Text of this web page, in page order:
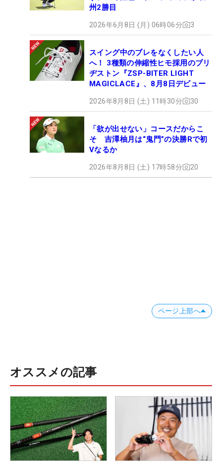
州2勝目
2026年6月8日 (月) 06時06分 3
スイング中のブレをなくしたい人
へ！ 3種類の伸縮性ヒモ採用のブリ
ヂストン『ZSP-BITER LIGHT
MAGICLACE』、8月8日デビュー
2026年8月8日 (土) 11時30分 30
「欲が出せない」コースだからこ
そ 吉澤柚月は“鬼門”の決勝Rで初
Vなるか
2026年8月8日 (土) 17時58分 20
ページ上部へ
オススメの記事